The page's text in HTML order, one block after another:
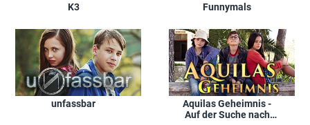
K3 Funnymals
unfassbar
Aquilas Geheimnis -
Auf der Suche nach